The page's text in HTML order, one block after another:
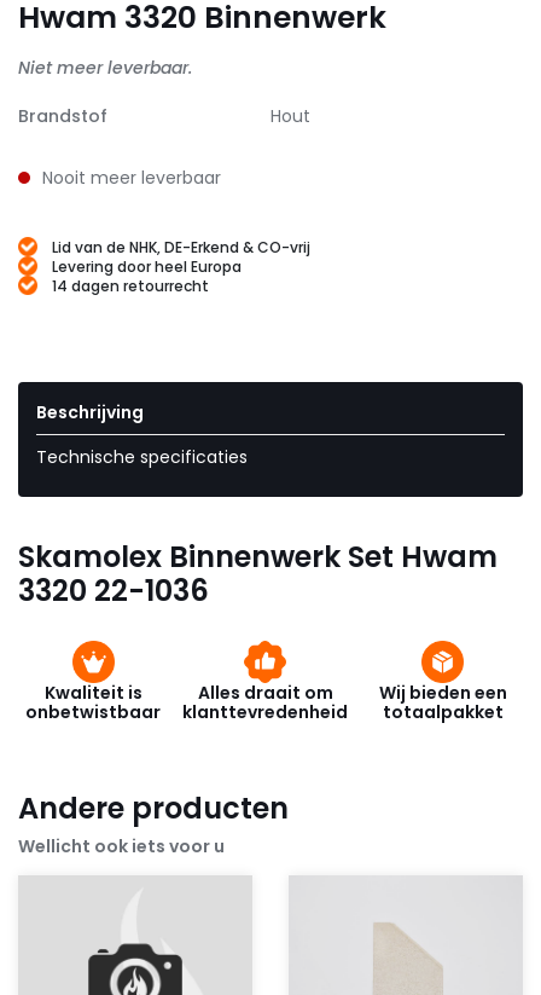
Hwam 3320 Binnenwerk
Niet meer leverbaar.
Brandstof
Hout
Nooit meer leverbaar
Lid van de NHK, DE-Erkend & CO-vrij
Levering door heel Europa
14 dagen retourrecht
Beschrijving
Technische specificaties
Skamolex Binnenwerk Set Hwam
3320 22-1036
Kwaliteit is
onbetwistbaar
Alles draait om
klanttevredenheid
Wij bieden een
totaalpakket
Andere producten
Wellicht ook iets voor u